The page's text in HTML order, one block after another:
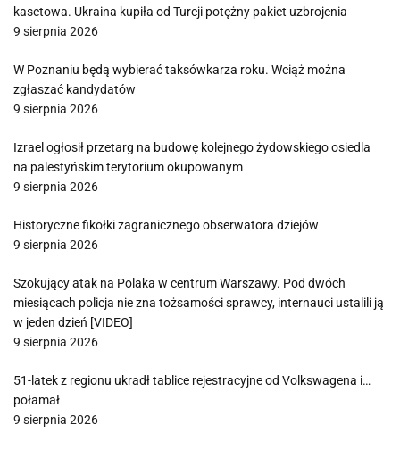
kasetowa. Ukraina kupiła od Turcji potężny pakiet uzbrojenia
9 sierpnia 2026
W Poznaniu będą wybierać taksówkarza roku. Wciąż można
zgłaszać kandydatów
9 sierpnia 2026
Izrael ogłosił przetarg na budowę kolejnego żydowskiego osiedla
na palestyńskim terytorium okupowanym
9 sierpnia 2026
Historyczne fikołki zagranicznego obserwatora dziejów
9 sierpnia 2026
Szokujący atak na Polaka w centrum Warszawy. Pod dwóch
miesiącach policja nie zna tożsamości sprawcy, internauci ustalili ją
w jeden dzień [VIDEO]
9 sierpnia 2026
51-latek z regionu ukradł tablice rejestracyjne od Volkswagena i…
połamał
9 sierpnia 2026